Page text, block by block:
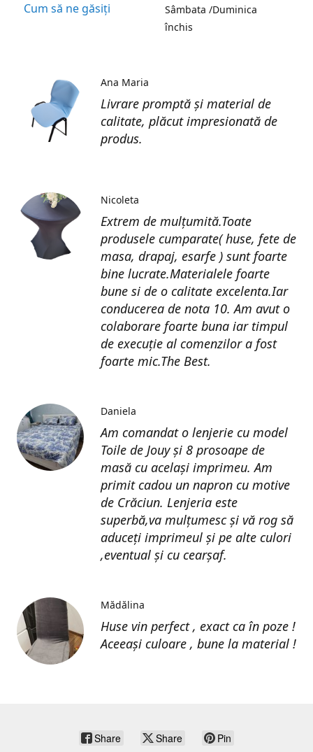
Cum să ne găsiți
Sâmbata /Duminica
închis
Livrare promptă și material de
calitate, plăcut impresionată de
produs.
Ana Maria
Extrem de mulțumită.Toate
produsele cumparate( huse, fete de
masa, drapaj, esarfe ) sunt foarte
bine lucrate.Materialele foarte
bune si de o calitate excelenta.Iar
conducerea de nota 10. Am avut o
colaborare foarte buna iar timpul
de execuție al comenzilor a fost
foarte mic.The Best.
Nicoleta
Am comandat o lenjerie cu model
Toile de Jouy și 8 prosoape de
masă cu același imprimeu. Am
primit cadou un napron cu motive
de Crăciun. Lenjeria este
superbă,va mulțumesc și vă rog să
aduceți imprimeul și pe alte culori
,eventual și cu cearșaf.
Daniela
Huse vin perfect , exact ca în poze !
Aceeași culoare , bune la material !
Mădălina
Share Share Pin